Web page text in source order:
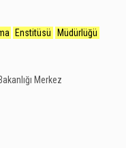
Enstitüsü
Müdürlüğü
Merkez